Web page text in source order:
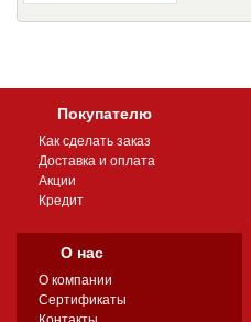
Покупателю
Как сделать заказ
Доставка и оплата
Акции
Кредит
О нас
О компании
Сертификаты